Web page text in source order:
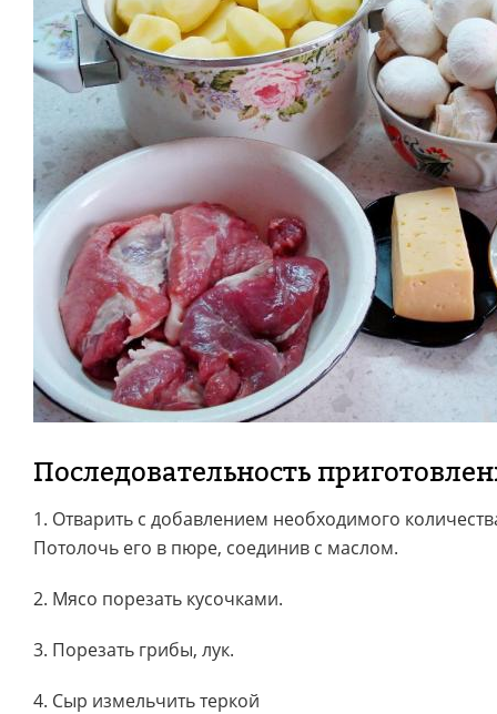
Последовательность
1. Отварить с добавлением необходимого
Потолочь его в пюре, соединив с маслом.
2. Мясо порезать кусочками.
3. Порезать грибы, лук.
4. Сыр измельчить теркой